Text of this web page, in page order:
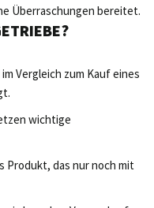
Überraschungen bereitet.
Vergleich zum Kauf eines
wichtige
Produkt, das nur noch mit